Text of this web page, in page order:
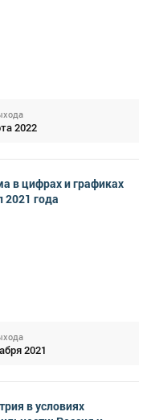
2022
в цифрах и графиках
года
2021
в условиях